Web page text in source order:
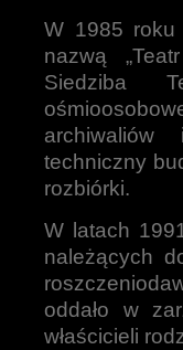
W 1985 roku
nazwą
Siedziba
techniczny
rozbiórki.
W latach
należących
oddało w
właścicieli